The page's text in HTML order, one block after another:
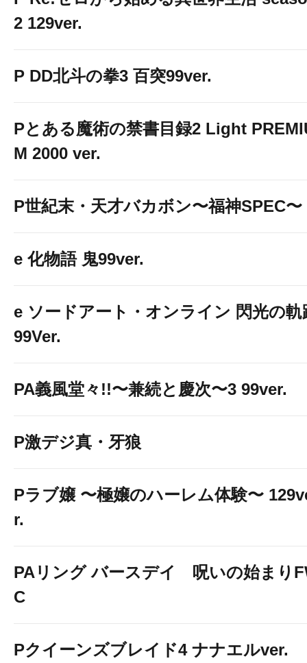
2 129ver.
P DD北斗の拳3 百突99ver.
Pとある魔術の禁書目録2 Light
M 2000 ver.
P世紀末・天才バカボン〜福神SPEC〜
e 化物語 鬼99ver.
e ソードアート・オンライン 閃光の軌
99Ver.
PA義風堂々!!〜兼続と慶次〜3 99ver.
P激デジ真・牙狼
Pラブ嬢 〜極嬢のハーレム体験〜
r.
PAリング バースデイ 呪いの始まり
C
Pクイーンズブレイド4 ナナエルver.